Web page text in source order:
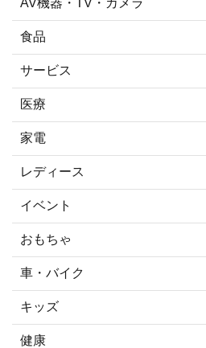
食品
サービス
医療
家電
レディース
イベント
おもちゃ
車・バイク
キッズ
健康